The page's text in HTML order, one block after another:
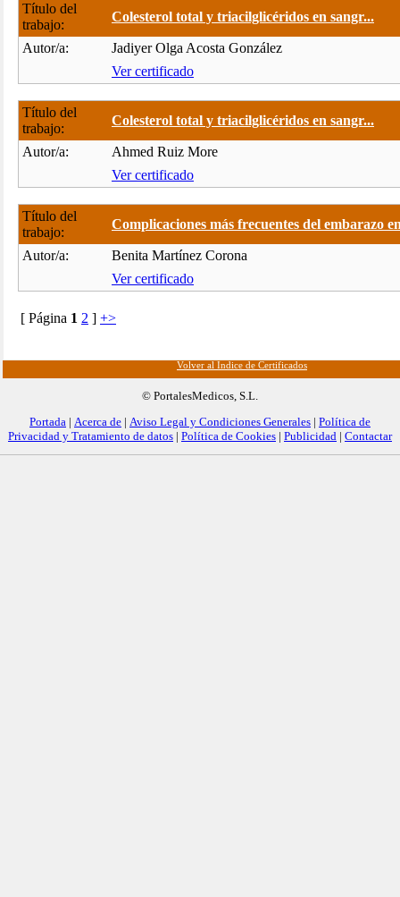
Título del
trabajo:
Colesterol total y triacilglicéridos en sangr...
Autor/a:
Jadiyer Olga Acosta González
Ver certificado
Título del
trabajo:
Colesterol total y triacilglicéridos en sangr...
Autor/a:
Ahmed Ruiz More
Ver certificado
Título del
trabajo:
Complicaciones más frecuentes del embarazo
Autor/a:
Benita Martínez Corona
Ver certificado
[ Página 1 2 ] +>
Volver al Índice de Certificados
© PortalesMedicos, S.L.
Portada | Acerca de | Aviso Legal y Condiciones Generales | Política de
Privacidad y Tratamiento de datos | Política de Cookies | Publicidad | Contactar